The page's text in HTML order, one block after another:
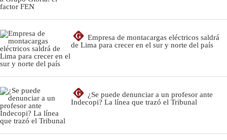
G
Empresa de montacargas eléctricos saldrá
de Lima para crecer en el sur y norte del país
G
¿Se puede denunciar a un profesor ante
Indecopi? La línea que trazó el Tribunal